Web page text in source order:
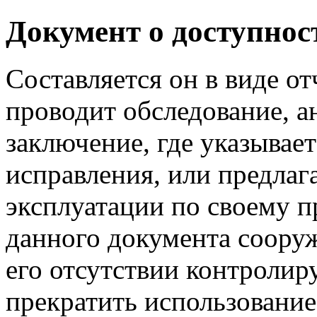
Документ о
Составляется он в виде
проводит обследование,
заключение, где
исправления, или
эксплуатации по своему
данного документа
его отсутствии
прекратить